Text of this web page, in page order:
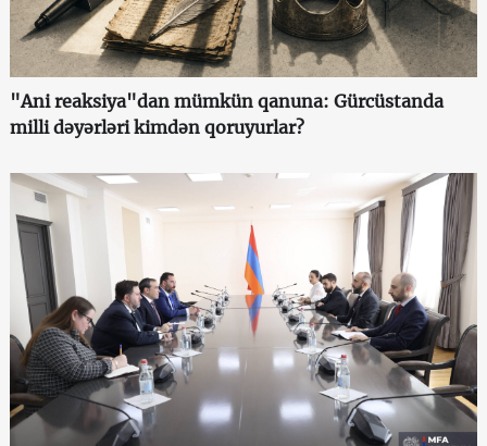
"Ani reaksiya"dan mümkün qanuna: Gürcüstanda
milli dəyərləri kimdən qoruyurlar?